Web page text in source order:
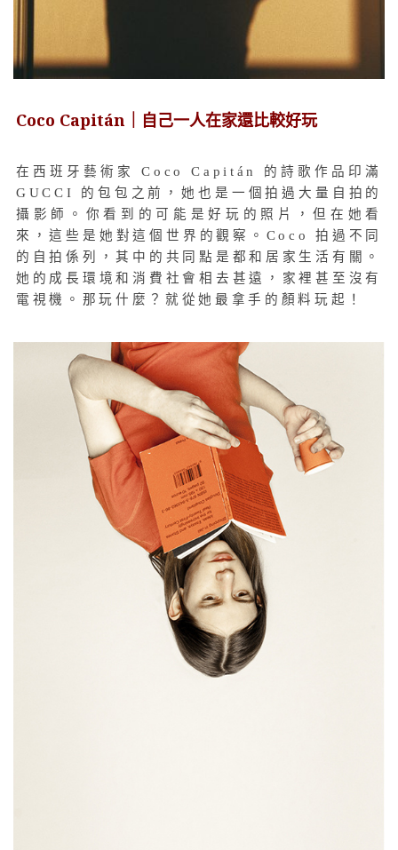
Coco Capitán｜自己一人在家還比較好玩
在西班牙藝術家 Coco Capitán 的詩歌作品印滿
GUCCI 的包包之前，她也是一個拍過大量自拍的
攝影師。你看到的可能是好玩的照片，但在她看
來，這些是她對這個世界的觀察。Coco 拍過不同
的自拍係列，其中的共同點是都和居家生活有關。
她的成長環境和消費社會相去甚遠，家裡甚至沒有
電視機。那玩什麼？就從她最拿手的顏料玩起！